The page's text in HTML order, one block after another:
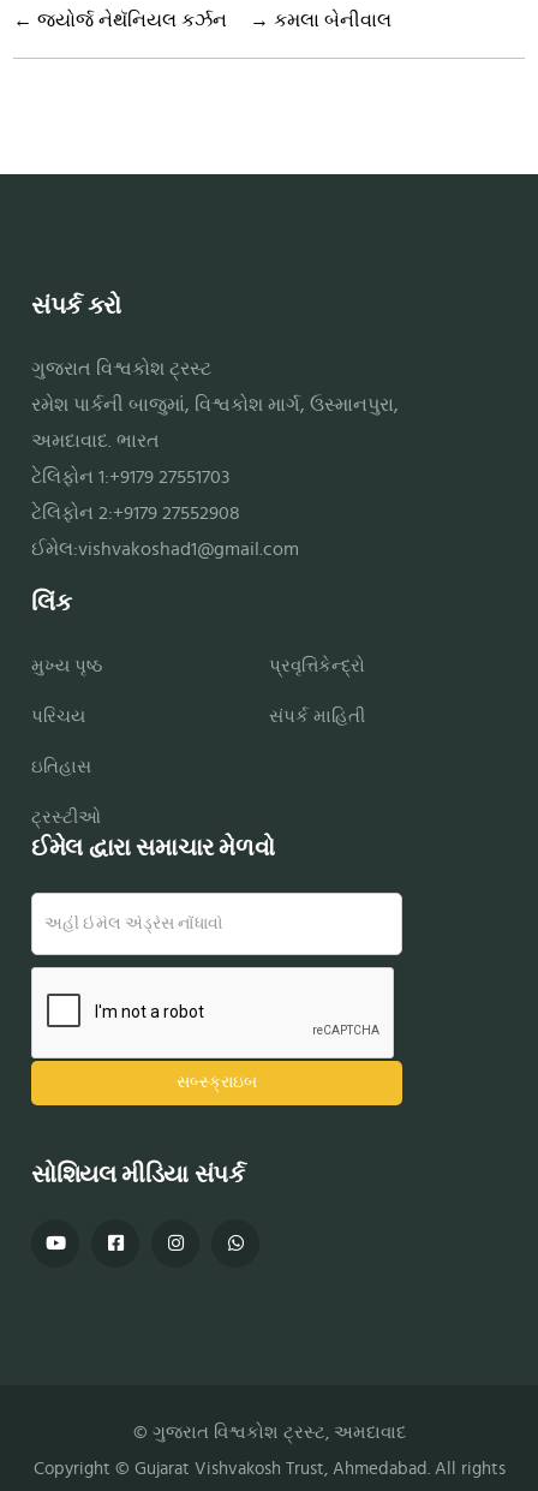
← જ્યોર્જ નેથૅનિયલ કર્ઝન → કમલા બેનીવાલ
સંપર્ક કરો
ગુજરાત વિશ્વકોશ ટ્રસ્ટ
રમેશ પાર્કની બાજુમાં, વિશ્વકોશ માર્ગ, ઉસ્માનપુરા,
અમદાવાદ. ભારત
ટેલિફોન 1:+9179 27551703
ટેલિફોન 2:+9179 27552908
ઈમેલ:vishvakoshad1@gmail.com
લિંક
મુખ્ય પૃષ્ઠ
પરિચય
ઇતિહાસ
ટ્રસ્ટીઓ
પ્રવૃત્તિકેન્દ્રો
સંપર્ક માહિતી
ઈમેલ દ્વારા સમાચાર મેળવો
સોશિયલ મીડિયા સંપર્ક
© ગુજરાત વિશ્વકોશ ટ્રસ્ટ, અમદાવાદ
Copyright © Gujarat Vishvakosh Trust , Ahmedabad. All rights